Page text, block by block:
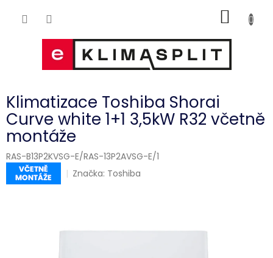
KOŠÍK
Klimatizace Toshiba Shorai
Curve white 1+1 3,5kW R32 včetně
montáže
RAS-B13P2KVSG-E/RAS-13P2AVSG-E/1
Značka: Toshiba